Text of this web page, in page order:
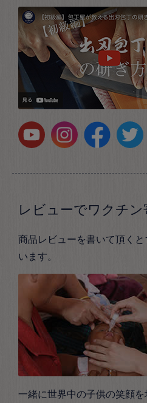
レビューでワクチン
商品レビューを書いて頂く
います。
一緒に世界中の子供の笑顔を